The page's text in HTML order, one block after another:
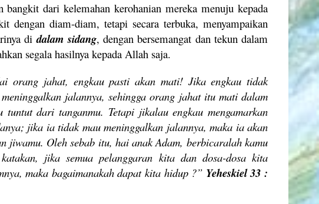
dari kelemahan kerohanian mereka menuju kepada
dengan diam-diam, tetapi secara terbuka, menyampaikan
didalam sidang, dengan bersemangat dan tekun dalam
segala hasilnya kepada Allah saja.
orang jahat, engkau pasti akan mati! Jika engkau tidak
jalannya, sehingga orang jahat itu mati dalam
dari tanganmu. Tetapi jikalau engkau mengamarkan
jika ia tidak mau meninggalkan jalannya, maka ia akan
jiwamu. Oleh sebab itu, hai anak Adam, berbicaralah kamu
jika semua pelanggaran kita dan dosa-dosa kita
maka bagaimanakah dapat kita hidup ?” Yeheskiel 33 :